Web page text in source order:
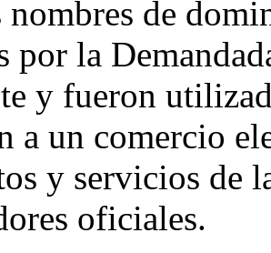
nombres de
por la
y fueron
a un comercio
y servicios de
oficiales.